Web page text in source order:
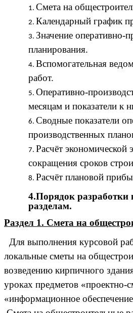
Смета на
Календарный график
Значение оперативно-
планирования.
Вспомогательная
работ.
Оперативно-
месяцам и показатели к
Сводные показатели
производственных
Расчёт экономической
сокращения сроков
Расчёт плановой
4.Порядок разработки
разделам.
Раздел 1. Смета на
Для выполнения курсовой
локальные сметы на
возведению кирпичного
уроках предметов «проектно-
«информационное